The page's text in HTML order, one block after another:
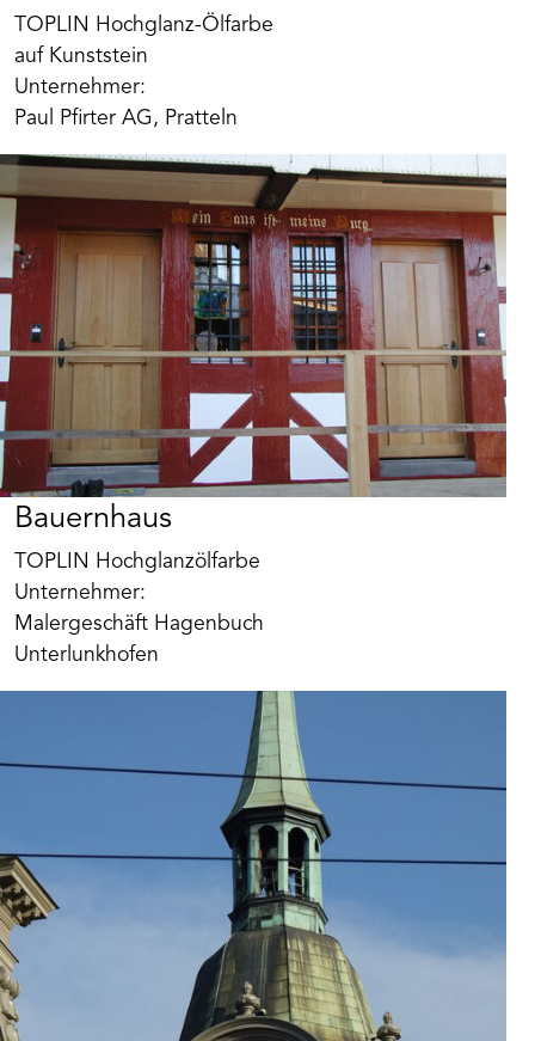
TOPLIN Hochglanz-Ölfarbe
auf Kunststein
Unternehmer:
Paul Pfirter AG, Pratteln
Bauernhaus
TOPLIN Hochglanzölfarbe
Unternehmer:
Malergeschäft Hagenbuch
Unterlunkhofen